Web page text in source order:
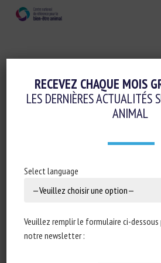
Evaluation du bien-être
Initiatives en faveur du
INITIAL LIST OF
BREEDS FOR ANIMAL
RECEVEZ CHAQUE MOIS
LES DERNIÈRES ACTUALITÉS
ANIMAL
Select language
Veuillez remplir le formulaire ci-dessous
notre newsletter :